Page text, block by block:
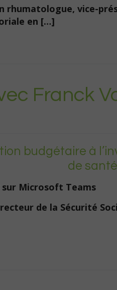
rhumatologue, vice-
en […]
Franck
budgétaire à
de santé
Microsoft Teams
de la Sécurité